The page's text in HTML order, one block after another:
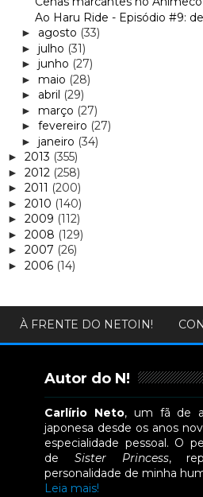
Ao Haru Ride - Episódio #9:
► agosto (33)
► julho (31)
► junho (27)
► maio (28)
► abril (29)
► março (27)
► fevereiro (27)
► janeiro (34)
► 2013 (355)
► 2012 (258)
► 2011 (200)
► 2010 (140)
► 2009 (112)
► 2008 (129)
► 2007 (26)
► 2006 (14)
À FRENTE DO NETOIN!
Autor do N!
Carlírio Neto, um fã de
japonesa desde os anos
especialidade pessoal. O
deSister Princess,
personalidade de minha
Leia mais!